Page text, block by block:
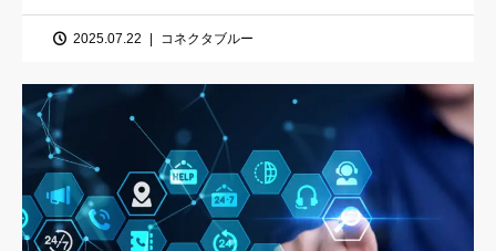
2025.07.22 コネクタブルー